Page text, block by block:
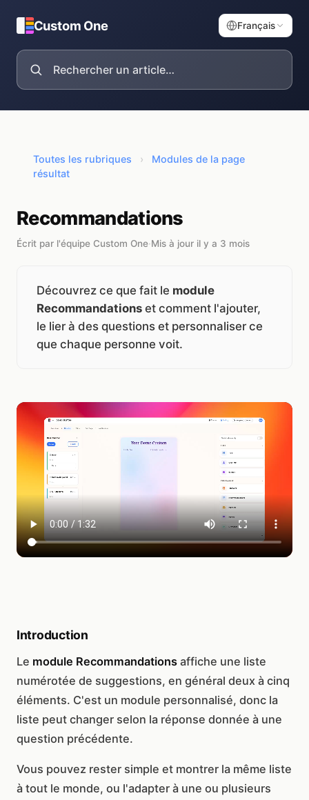
Custom One Français
Toutes les rubriques ›
Modules de la page
résultat
Recommandations
Écrit par l'équipe Custom One·Mis à jour il y a 3 mois
Découvrez ce que fait le module
Recommandations et comment l'ajouter,
le lier à des questions et personnaliser ce
que chaque personne voit.
Introduction
Le module Recommandations affiche une liste
numérotée de suggestions, en général deux à cinq
éléments. C'est un module personnalisé, donc la
liste peut changer selon la réponse donnée à une
question précédente.
Vous pouvez rester simple et montrer la même liste
à tout le monde, ou l'adapter à une ou plusieurs